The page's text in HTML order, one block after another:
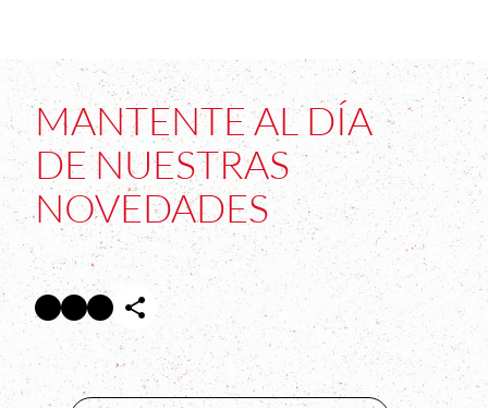
MANTENTE AL DÍA
DE NUESTRAS
NOVEDADES
Facebook Abre en nueva ventana
Twitter Abre en nueva ventana
InstagramAbre en nueva ventana